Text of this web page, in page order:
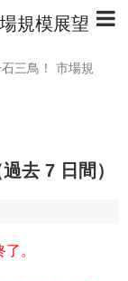
規模展望
三鳥！ 市場規
去 7 日間）
。